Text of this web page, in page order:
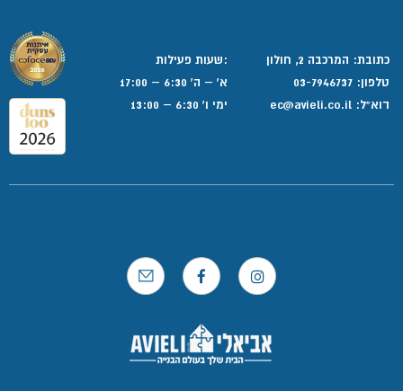
כתובת: המרכבה 2, חולון
טלפון: 03-7946737
דוא”ל:
:שעות פעילות
א' – ה' 6:30 – 17:00
ימי ו' 6:30 – 13:00